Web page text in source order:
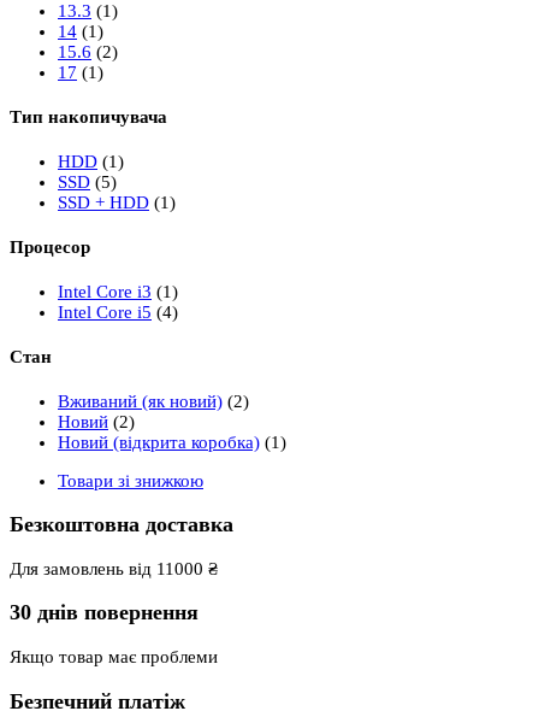
13.3 (1)
14 (1)
15.6 (2)
17 (1)
Тип накопичувача
HDD (1)
SSD (5)
SSD + HDD (1)
Процесор
Intel Core i3 (1)
Intel Core i5 (4)
Стан
Вживаний (як новий) (2)
Новий (2)
Новий (відкрита коробка) (1)
Товари зі знижкою
Безкоштовна доставка
Для замовлень від 11000 ₴
30 днів повернення
Якщо товар має проблеми
Безпечний платіж